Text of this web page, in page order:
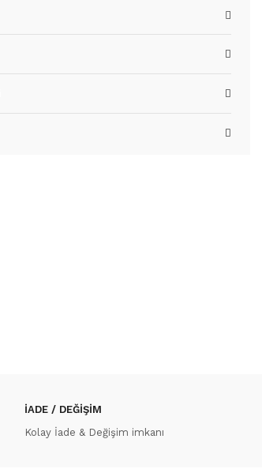
İADE / DEĞİŞİM
Kolay İade & Değişim imkanı